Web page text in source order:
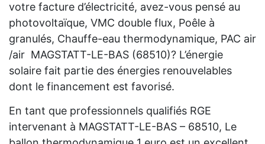
votre facture d’électricité, avez-vous pensé au
photovoltaïque, VMC double flux, Poêle à
granulés, Chauffe-eau thermodynamique, PAC air
/air MAGSTATT-LE-BAS (68510)? L’énergie
solaire fait partie des énergies renouvelables
dont le financement est favorisé.
En tant que professionnels qualifiés RGE
intervenant à MAGSTATT-LE-BAS – 68510, Le